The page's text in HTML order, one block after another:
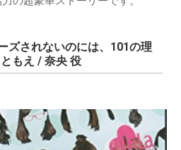
されないのには、101の理
もえ / 奈央 役